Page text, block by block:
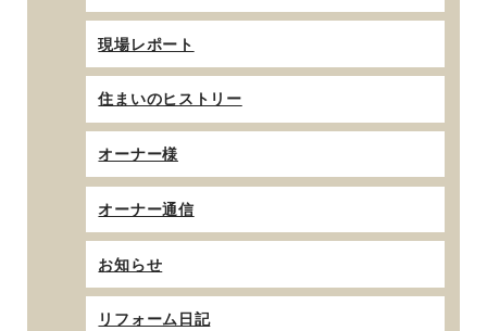
現場レポート
住まいのヒストリー
オーナー様
オーナー通信
お知らせ
リフォーム日記